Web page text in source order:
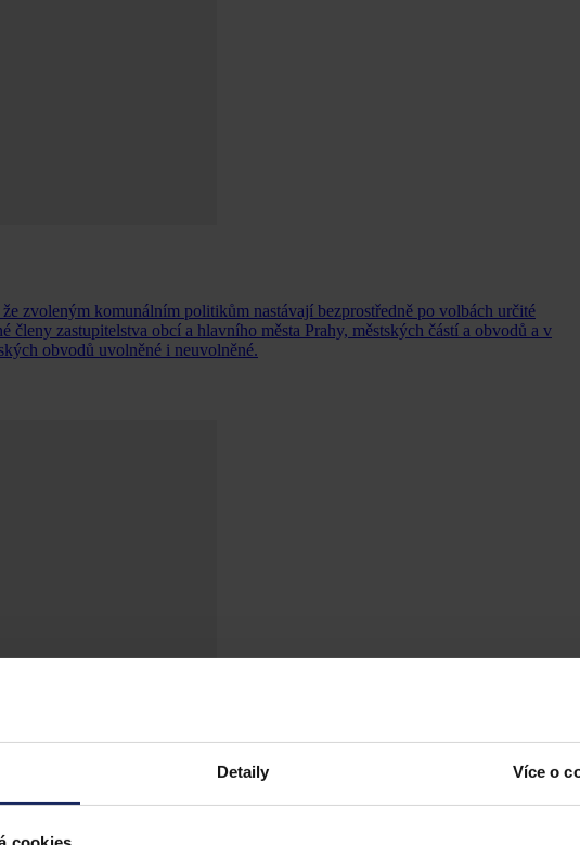
Detaily Více o
zvoleným komunálním politikům nastávají bezprostředně po volbách určité
zastupitelstva obcí a hlavního města Prahy, městských částí a obvodů a v
obvodů uvolněné i neuvolněné.